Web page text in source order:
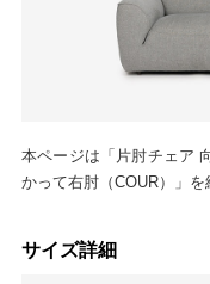
本ページは「片肘チェア
かって右肘（COUR）」を
サイズ詳細